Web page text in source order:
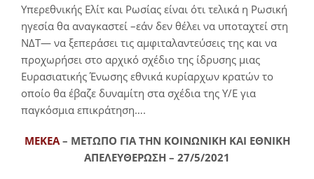
Υπερεθνικής Ελίτ και Ρωσίας είναι ότι τελικά η Ρωσική
ηγεσία θα αναγκαστεί –εάν δεν θέλει να υποταχτεί στη
ΝΔΤ— να ξεπεράσει τις αμφιταλαντεύσεις της και να
προχωρήσει στο αρχικό σχέδιο της ίδρυσης μιας
Ευρασιατικής Ένωσης εθνικά κυρίαρχων κρατών το
οποίο θα έβαζε δυναμίτη στα σχέδια της Υ/Ε για
παγκόσμια επικράτηση….
ΜΕΚΕΑ– ΜΕΤΩΠΟ ΓΙΑ ΤΗΝ ΚΟΙΝΩΝΙΚΗ ΚΑΙ ΕΘΝΙΚΗ
ΑΠΕΛΕΥΘΕΡΩΣΗ – 27/5/2021